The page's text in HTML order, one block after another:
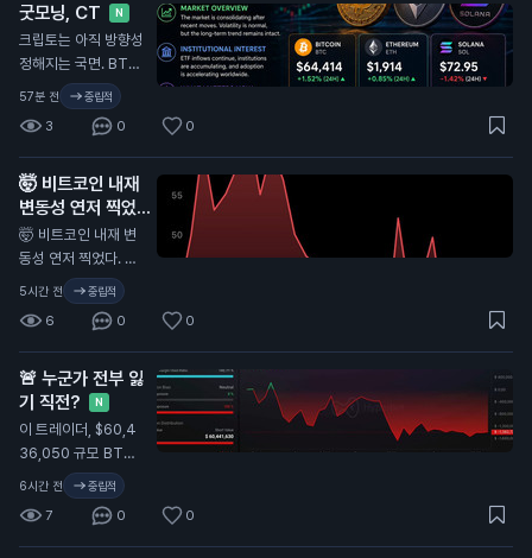
굿모닝, CT N
크립토는 아직 방향성
정해지는 국면. BTC
는 약 $64.4K로 24
시간 기준 +1.5%. ET
H는 약 $1.91K, SOL
은 약 $73로, 단기적
으로는 SOL이 더 약
세. BTC가 시장을 받
쳐주고, ETH는 탄탄
하게 버티는 중, SOL
은 모멘텀을 되찾아야
함. 패닉 금지. 추격 금
지. 유동성, 거래량, 주
요 지지선 체크. 다음
큰 움직임은 감정이
아니라 준비한 사람에
게 보상함. 인내하고,
정보 챙기자. DYOR.
57분 전 중립적
3 0 0
🤯 비트코인 내재
변동성 연저 찍었다.
이게 뭔 뜻인지 알지
N
🤯 비트코인 내재 변
동성 연저 찍었다. 이
게 뭔 뜻인지 알지...
5시간 전 중립적
6 0 0
🚨 누군가 전부 잃
기 직전?
N
이 트레이더, $60,4
36,050 규모 BTC
숏 잡음. 청산가: $6
5,313.1 — 올청산까
지 $350 남음.
6시간 전 중립적
7 0 0